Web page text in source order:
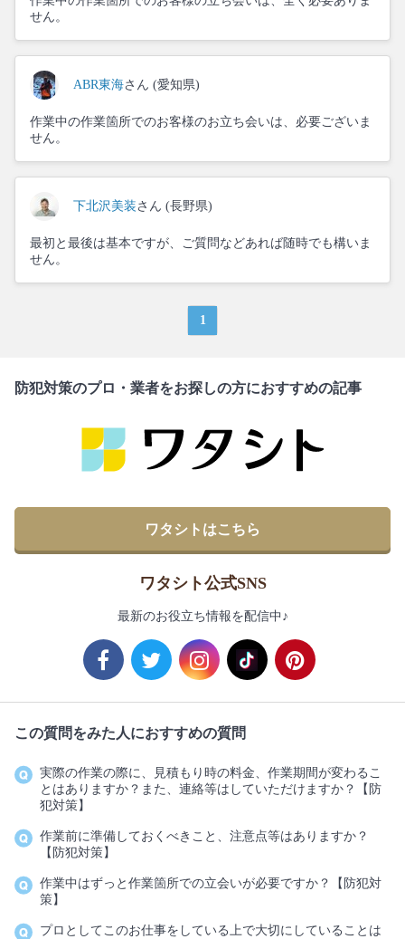
せん。
ABR東海さん (愛知県)
作業中の作業箇所でのお客様のお立ち会いは、必要ございま
せん。
下北沢美装 さん (長野県)
最初と最後は基本ですが、ご質問などあれば随時でも構いま
せん。
1
防犯対策のプロ・業者をお探しの方におすすめの記事
ワタシトはこちら
ワタシト公式SNS
最新のお役立ち情報を配信中♪
この質問をみた人におすすめの質問
実際の作業の際に、見積もり時の料金、作業期間が変わるこ
とはありますか？また、連絡等はしていただけますか？【防
犯対策】
作業前に準備しておくべきこと、注意点等はありますか？
【防犯対策】
作業中はずっと作業箇所での立会いが必要ですか？【防犯対
策】
プロとしてこのお仕事をしている上で大切にしていることは